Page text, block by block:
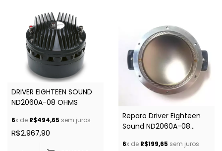
DRIVER EIGHTEEN SOUND
ND2060A-08 OHMS
6x de R$494,65 sem juros
R$2.967,90
Reparo Driver Eighteen
Sound ND2060A-08
6x de R$199,65 sem juros